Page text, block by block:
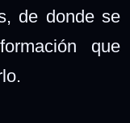
de donde se
que